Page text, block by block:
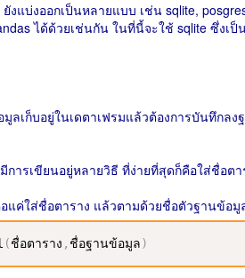
งแบ่งออกเป็นหลายแบบ เช่น sqlite,
ได้ด้วยเช่นกัน ในที่นี้จะใช้ sqlite ซึ่ง
มูลเก็บอยู่ในเดตาเฟรมแล้วต้องการบันทึกล
การเขียนอยู่หลายวิธี ที่ง่ายที่สุดก็คือใส่ชื่อต
แค่ใส่ชื่อตาราง แล้วตามด้วยชื่อตัวฐานข้อมู
(ชื่อตาราง , ชื่อฐานข้อมูล)